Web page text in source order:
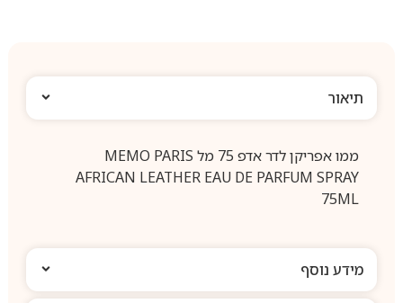
תיאור
ממו אפריקן לדר אדפ 75 מל MEMO PARIS
AFRICAN LEATHER EAU DE PARFUM SPRAY
75ML
מידע נוסף